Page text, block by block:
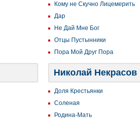
Кому не Скучно Лицемерить
Дар
Не Дай Мне Бог
Отцы Пустынники
Пора Мой Друг Пора
Николай Некрасов
Доля Крестьянки
Соленая
Родина-Мать